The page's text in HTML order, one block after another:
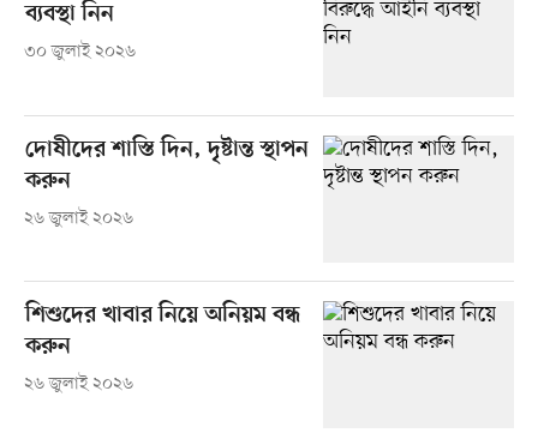
ব্যবস্থা নিন
৩০ জুলাই ২০২৬
দোষীদের শাস্তি দিন, দৃষ্টান্ত স্থাপন
করুন
২৬ জুলাই ২০২৬
শিশুদের খাবার নিয়ে অনিয়ম বন্ধ
করুন
২৬ জুলাই ২০২৬